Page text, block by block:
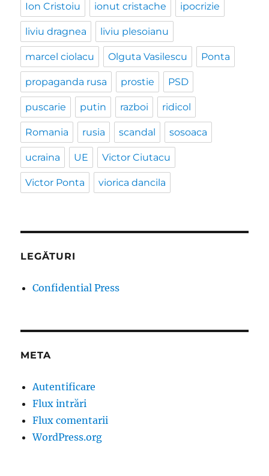
Ion Cristoiu ionut cristache ipocrizie
liviu dragnea liviu plesoianu
marcel ciolacu Olguta Vasilescu Ponta
propaganda rusa prostie PSD
puscarie putin razboi ridicol
Romania rusia scandal sosoaca
ucraina UE Victor Ciutacu
Victor Ponta viorica dancila
LEGĂTURI
Confidential Press
META
Autentificare
Flux intrări
Flux comentarii
WordPress.org